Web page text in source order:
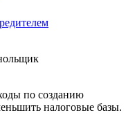
по созданию
налоговые базы.